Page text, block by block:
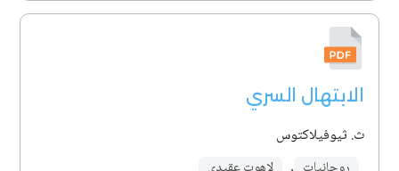
الابتهال السري
ث. ثيوفيلاكتوس